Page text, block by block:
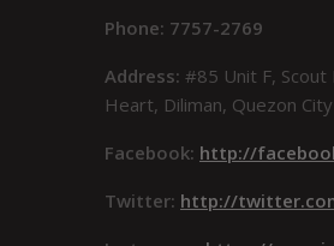
Phone: 7757-2769
Address: #85 Unit F, Scout
Heart, Diliman, Quezon City
Facebook: http://
Twitter: http://